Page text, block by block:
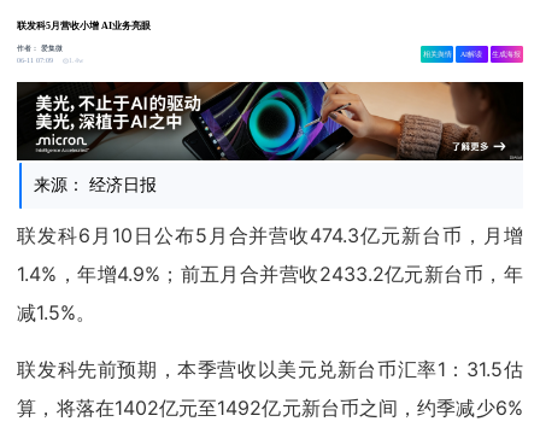
联发科5月营收小增 AI业务亮眼
作者：爱集微
06-11 07:09
1.4w
相关舆情 AI解读 生成海报
来源： 经济日报
联发科6月10日公布5月合并营收474.3亿元新台币，月增
1.4%，年增4.9%；前五月合并营收2433.2亿元新台币，年
减1.5%。
联发科先前预期，本季营收以美元兑新台币汇率1：31.5估
算，将落在1402亿元至1492亿元新台币之间，约季减少6%